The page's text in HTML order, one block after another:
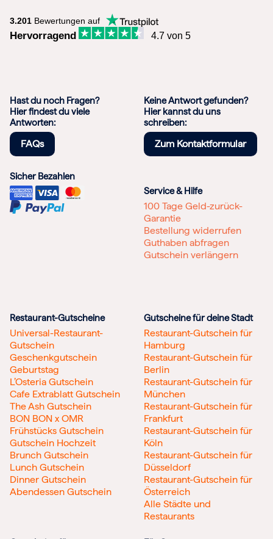
3.201 Bewertungen auf
Hervorragend 4.7 von 5
Hast du noch Fragen?
Hier findest du viele
Antworten:
FAQs
Keine Antwort gefunden?
Hier kannst du uns
schreiben:
Zum Kontaktformular
Sicher Bezahlen
Service & Hilfe
100 Tage Geld-zurück-
Garantie
Bestellung widerrufen
Guthaben abfragen
Gutschein verlängern
Restaurant-Gutscheine
Universal-Restaurant-
Gutschein
Geschenkgutschein
Geburtstag
L’Osteria Gutschein
Cafe Extrablatt Gutschein
The Ash Gutschein
BON BON x OMR
Frühstücks Gutschein
Gutschein Hochzeit
Brunch Gutschein
Lunch Gutschein
Dinner Gutschein
Abendessen Gutschein
Gutscheine für deine Stadt
Restaurant-Gutschein für
Hamburg
Restaurant-Gutschein für
Berlin
Restaurant-Gutschein für
München
Restaurant-Gutschein für
Frankfurt
Restaurant-Gutschein für
Köln
Restaurant-Gutschein für
Düsseldorf
Restaurant-Gutschein für
Österreich
Alle Städte und
Restaurants